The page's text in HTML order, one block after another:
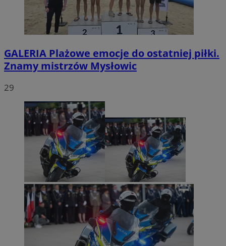
GALERIA Plażowe emocje do ostatniej piłki.
Znamy mistrzów Mysłowic
29